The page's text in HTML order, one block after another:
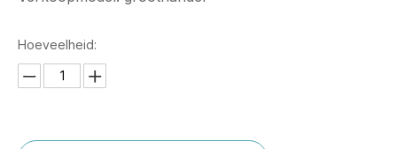
Hoeveelheid: